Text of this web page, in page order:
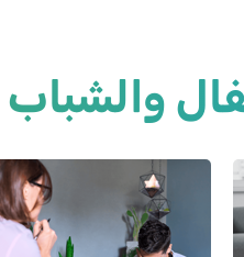
والشباب